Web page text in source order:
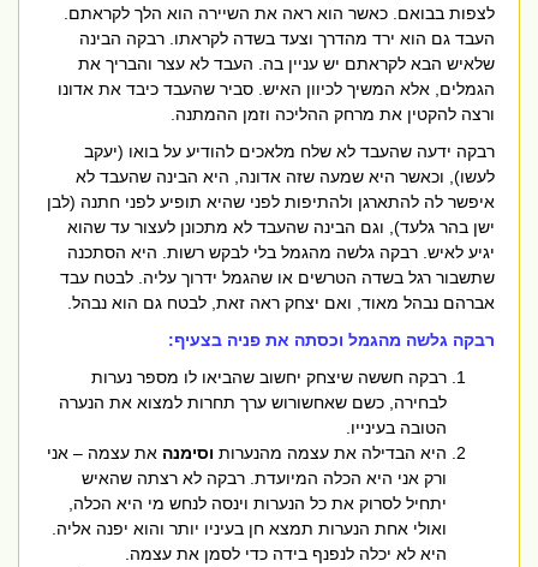
לצפות בבואם. כאשר הוא ראה את השיירה הוא הלך לקראתם.
העבד גם הוא ירד מהדרך וצעד בשדה לקראתו. רבקה הבינה
שלאיש הבא לקראתם יש עניין בה. העבד לא עצר והבריך את
הגמלים, אלא המשיך לכיוון האיש. סביר שהעבד כיבד את אדונו
ורצה להקטין את מרחק ההליכה וזמן ההמתנה.
רבקה ידעה שהעבד לא שלח מלאכים להודיע על בואו (יעקב
לעשו), וכאשר היא שמעה שזה אדונה, היא הבינה שהעבד לא
איפשר לה להתארגן ולהתיפות לפני שהיא תופיע לפני חתנה (לבן
ישן בהר גלעד), וגם הבינה שהעבד לא מתכונן לעצור עד שהוא
יגיע לאיש. רבקה גלשה מהגמל בלי לבקש רשות. היא הסתכנה
שתשבור רגל בשדה הטרשים או שהגמל ידרוך עליה. לבטח עבד
אברהם נבהל מאוד, ואם יצחק ראה זאת, לבטח גם הוא נבהל.
רבקה גלשה מהגמל וכסתה את פניה בצעיף:
רבקה חששה שיצחק יחשוב שהביאו לו מספר נערות
לבחירה, כשם שאחשורוש ערך תחרות למצוא את הנערה
הטובה בעינייו.
היא הבדילה את עצמה מהנערותוסימנהאת עצמה – אני
ורק אני היא הכלה המיועדת. רבקה לא רצתה שהאיש
יתחיל לסרוק את כל הנערות וינסה לנחש מי היא הכלה,
ואולי אחת הנערות תמצא חן בעיניו יותר והוא יפנה אליה.
היא לא יכלה לנפנף בידה כדי לסמן את עצמה.